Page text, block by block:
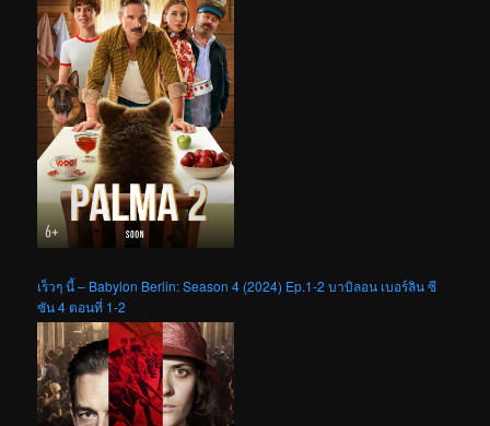
เร็วๆ นี้ – Babylon Berlin: Season 4 (2024) Ep.1-2 บาบิลอน เบอร์ลิน ซี
ซัน 4 ตอนที่ 1-2